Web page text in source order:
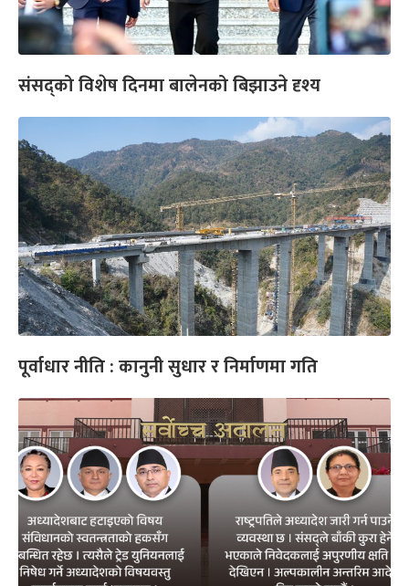
संसद्को विशेष दिनमा बालेनको बिझाउने दृश्य
पूर्वाधार नीति : कानुनी सुधार र निर्माणमा गति